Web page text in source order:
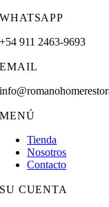
WHATSAPP
+54 911 2463-9693
EMAIL
MENÚ
Tienda
Nosotros
Contacto
SU CUENTA